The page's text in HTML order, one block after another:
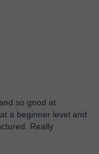
so good at
a beginner level and
Really